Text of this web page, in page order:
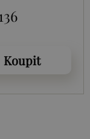
Koupit